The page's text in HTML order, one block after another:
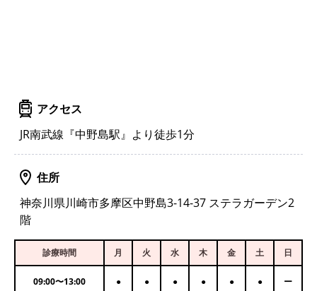
アクセス
JR南武線『中野島駅』より徒歩1分
住所
神奈川県川崎市多摩区中野島3-14-37 ステラガーデン2
階
診療時間 月 火 水 木 金 土 日
09:00〜13:00 ● ● ● ● ● ● ー